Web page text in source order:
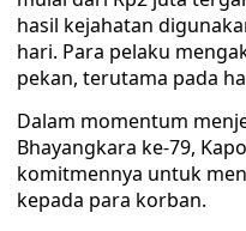
hasil kejahatan
hari. Para pelaku
pekan, terutama pada
Dalam momentum
Bhayangkara ke-79,
komitmennya untuk
kepada para korban.